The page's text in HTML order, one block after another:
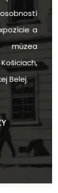
a
múzea
Belej.